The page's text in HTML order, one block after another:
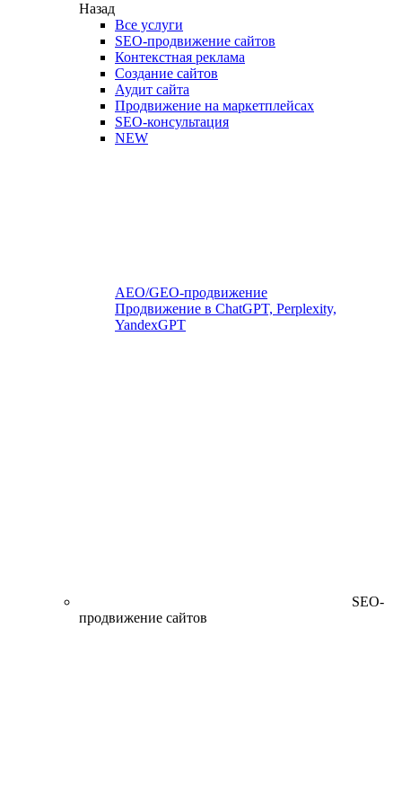
Назад
Все услуги
SEO-продвижение сайтов
Контекстная реклама
Создание сайтов
Аудит сайта
Продвижение на маркетплейсах
SEO-консультация
NEW
AEO/GEO-продвижение
Продвижение в ChatGPT, Perplexity,
YandexGPT
SEO-
продвижение сайтов